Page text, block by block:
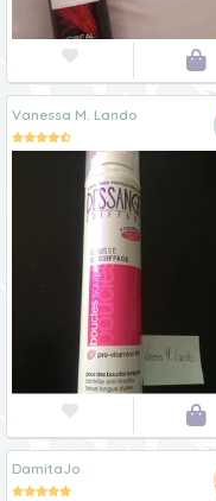
 
Vanessa M. Lando
 
DamitaJo